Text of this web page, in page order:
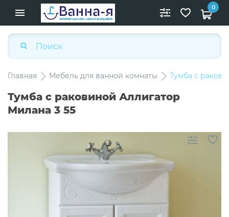
0
Главная Мебель для ванной комнаты Тумба с
Тумба с раковиной Аллигатор
Милана 3 55